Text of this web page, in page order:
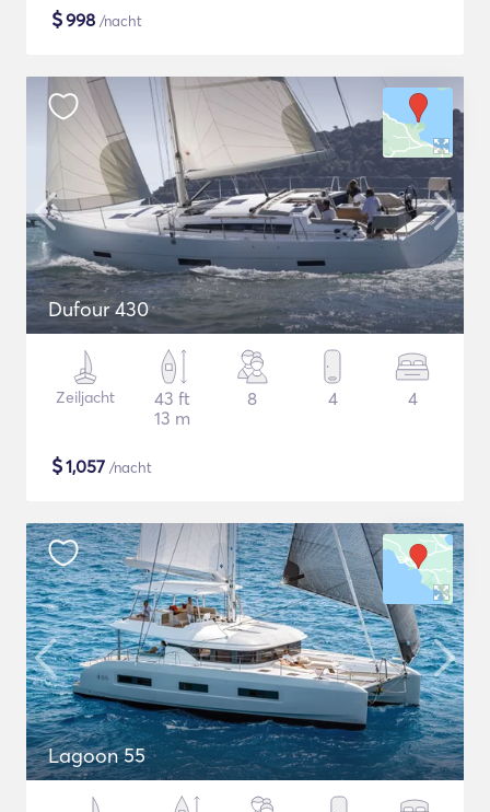
$998 /nacht
Dufour 430
Zeiljacht
43 ft
13 m
8 4 4
$1,057 /nacht
Lagoon 55